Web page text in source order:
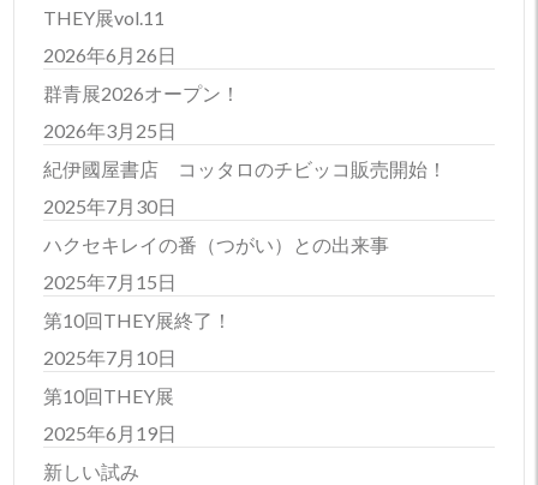
THEY展vol.11
2026年6月26日
群青展2026オープン！
2026年3月25日
紀伊國屋書店 コッタロのチビッコ販売開始！
2025年7月30日
ハクセキレイの番（つがい）との出来事
2025年7月15日
第10回THEY展終了！
2025年7月10日
第10回THEY展
2025年6月19日
新しい試み